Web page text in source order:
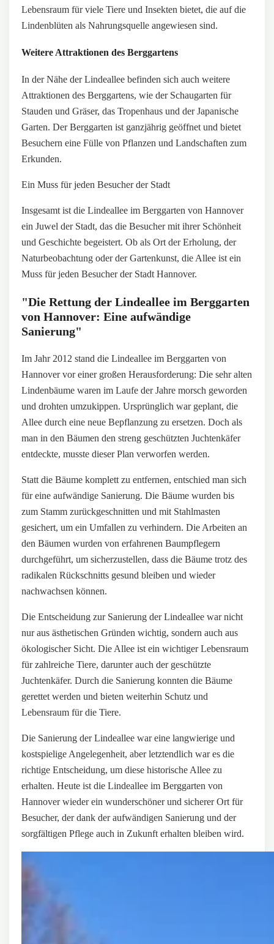
Lebensraum für viele Tiere und Insekten bietet, die auf die
Lindenblüten als Nahrungsquelle angewiesen sind.
Weitere Attraktionen des Berggartens
In der Nähe der Lindeallee befinden sich auch weitere
Attraktionen des Berggartens, wie der Schaugarten für
Stauden und Gräser, das Tropenhaus und der Japanische
Garten. Der Berggarten ist ganzjährig geöffnet und bietet
Besuchern eine Fülle von Pflanzen und Landschaften zum
Erkunden.
Ein Muss für jeden Besucher der Stadt
Insgesamt ist die Lindeallee im Berggarten von Hannover
ein Juwel der Stadt, das die Besucher mit ihrer Schönheit
und Geschichte begeistert. Ob als Ort der Erholung, der
Naturbeobachtung oder der Gartenkunst, die Allee ist ein
Muss für jeden Besucher der Stadt Hannover.
"Die Rettung der Lindeallee im Berggarten
von Hannover: Eine aufwändige
Sanierung"
Im Jahr 2012 stand die Lindeallee im Berggarten von
Hannover vor einer großen Herausforderung: Die sehr alten
Lindenbäume waren im Laufe der Jahre morsch geworden
und drohten umzukippen. Ursprünglich war geplant, die
Allee durch eine neue Bepflanzung zu ersetzen. Doch als
man in den Bäumen den streng geschützten Juchtenkäfer
entdeckte, musste dieser Plan verworfen werden.
Statt die Bäume komplett zu entfernen, entschied man sich
für eine aufwändige Sanierung. Die Bäume wurden bis
zum Stamm zurückgeschnitten und mit Stahlmasten
gesichert, um ein Umfallen zu verhindern. Die Arbeiten an
den Bäumen wurden von erfahrenen Baumpflegern
durchgeführt, um sicherzustellen, dass die Bäume trotz des
radikalen Rückschnitts gesund bleiben und wieder
nachwachsen können.
Die Entscheidung zur Sanierung der Lindeallee war nicht
nur aus ästhetischen Gründen wichtig, sondern auch aus
ökologischer Sicht. Die Allee ist ein wichtiger Lebensraum
für zahlreiche Tiere, darunter auch der geschützte
Juchtenkäfer. Durch die Sanierung konnten die Bäume
gerettet werden und bieten weiterhin Schutz und
Lebensraum für die Tiere.
Die Sanierung der Lindeallee war eine langwierige und
kostspielige Angelegenheit, aber letztendlich war es die
richtige Entscheidung, um diese historische Allee zu
erhalten. Heute ist die Lindeallee im Berggarten von
Hannover wieder ein wunderschöner und sicherer Ort für
Besucher, der dank der aufwändigen Sanierung und der
sorgfältigen Pflege auch in Zukunft erhalten bleiben wird.